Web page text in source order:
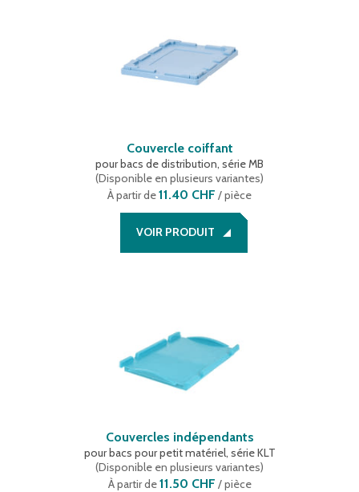
Couvercle coiffant
pour bacs de distribution, série MB
(Disponible en plusieurs variantes)
À partir de11.40 CHF / pièce
VOIR PRODUIT
Couvercles indépendants
pour bacs pour petit matériel, série KLT
(Disponible en plusieurs variantes)
À partir de11.50 CHF / pièce